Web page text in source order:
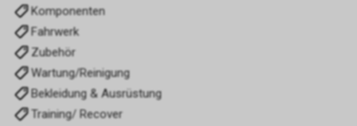
Komponenten
Fahrwerk
Zubehör
Wartung/Reinigung
Bekleidung & Ausrüstung
Training/ Recover